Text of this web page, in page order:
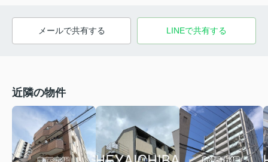
メールで共有する LINEで共有する
近隣の物件